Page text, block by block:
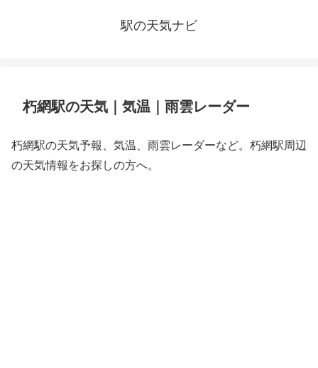
駅の天気ナビ
朽網駅の天気｜気温｜雨雲レーダー
朽網駅の天気予報、気温、雨雲レーダーなど。朽網駅周辺
の天気情報をお探しの方へ。